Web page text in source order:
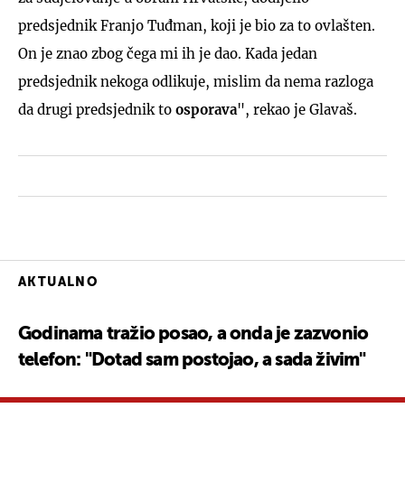
predsjednik Franjo Tuđman, koji je bio za to ovlašten.
On je znao zbog čega mi ih je dao. Kada jedan
predsjednik nekoga odlikuje, mislim da nema razloga
da drugi predsjednik to osporava", rekao je Glavaš.
AKTUALNO
Godinama tražio posao, a onda je zazvonio
telefon: "Dotad sam postojao, a sada živim"